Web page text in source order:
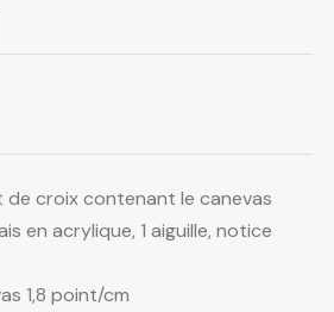
croix contenant le canevas
en acrylique, 1 aiguille, notice
1,8 point/cm